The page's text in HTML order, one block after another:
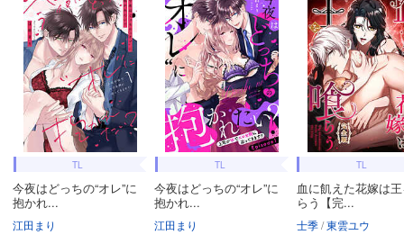
TL
今夜はどっちの“オレ”に
抱かれ...
江田まり
TL
今夜はどっちの“オレ”に
抱かれ...
江田まり
TL
血に飢えた花嫁は
らう【完...
士季 東雲ユウ